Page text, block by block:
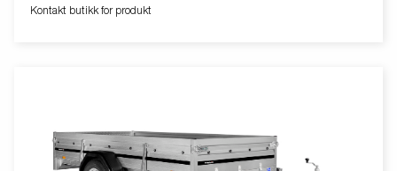
Kontakt butikk for produkt